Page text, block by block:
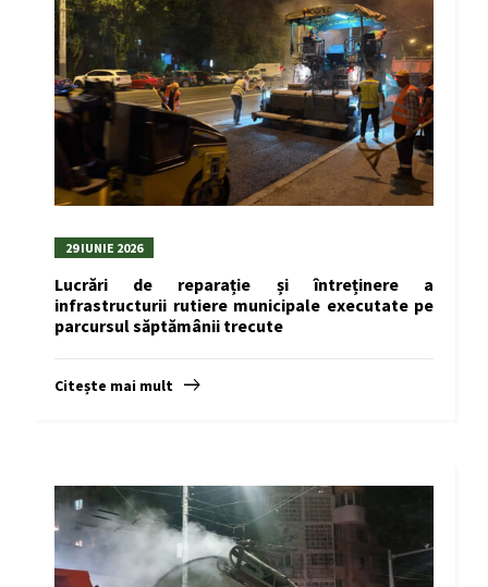
29 IUNIE 2026
Lucrări de reparație și întreținere a
infrastructurii rutiere municipale executate pe
parcursul săptămânii trecute
Citește mai mult